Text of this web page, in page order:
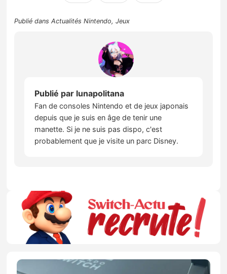
Publié dansActualités Nintendo,Jeux
Publié par lunapolitana
Fan de consoles Nintendo et de jeux japonais
depuis que je suis en âge de tenir une
manette. Si je ne suis pas dispo, c'est
probablement que je visite un parc Disney.